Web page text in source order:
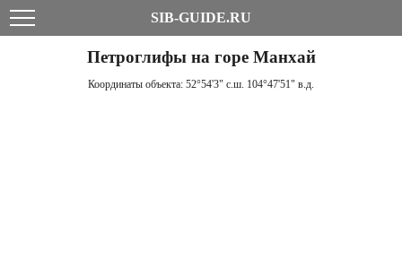
SIB-GUIDE.RU
Петроглифы на горе Манхай
Координаты объекта: 52°54'3" с.ш. 104°47'51" в.д.